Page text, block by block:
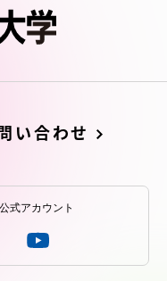
い合わせ
式アカウント